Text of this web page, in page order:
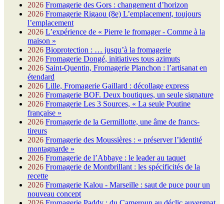
2026 Fromagerie des Gors : changement d’horizon
2026 Fromagerie Rigaou (8e) L’emplacement, toujours
l’emplacement
2026 L’expérience de « Pierre le fromager - Comme à la
maison »
2026 Bioprotection : … jusqu’à la fromagerie
2026 Fromagerie Dongé, initiatives tous azimuts
2026 Saint-Quentin, Fromagerie Planchon : l’artisanat en
étendard
2026 Lille, Fromagerie Gaillard : décollage express
2026 Fromagerie BOF. Deux boutiques, un seule signature
2026 Fromagerie Les 3 Sources, « La seule Poutine
française »
2026 Fromagerie de la Germillotte, une âme de francs-
tireurs
2026 Fromagerie des Moussières : « préserver l’identité
montagnarde »
2026 Fromagerie de l’Abbaye : le leader au taquet
2026 Fromagerie de Montbrillant : les spécificités de la
recette
2026 Fromagerie Kalou - Marseille : saut de puce pour un
nouveau concept